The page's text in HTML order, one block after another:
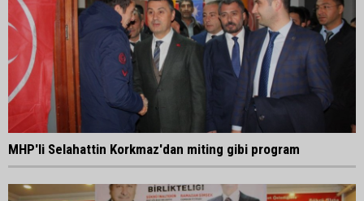
MHP'li Selahattin Korkmaz'dan miting gibi program